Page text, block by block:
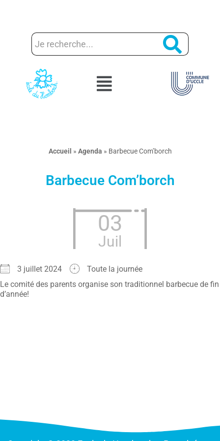
contenu
Accueil » Agenda » Barbecue Com’borch
Barbecue Com’borch
03
Juil
3 juillet 2024
Toute la journée
Le comité des parents organise son traditionnel barbecue de fin
d’année!